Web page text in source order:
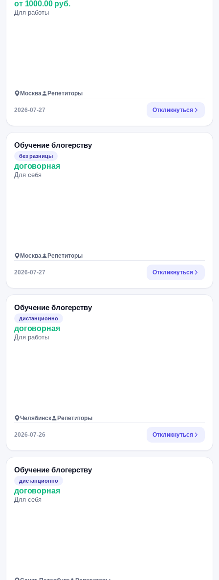
от 1000.00 руб.
Для работы
Москва Репетиторы
2026-07-27 Откликнуться
Обучение блогерству
без разницы
договорная
Для себя
Москва Репетиторы
2026-07-27 Откликнуться
Обучение блогерству
дистанционно
договорная
Для работы
Челябинск Репетиторы
2026-07-26 Откликнуться
Обучение блогерству
дистанционно
договорная
Для себя